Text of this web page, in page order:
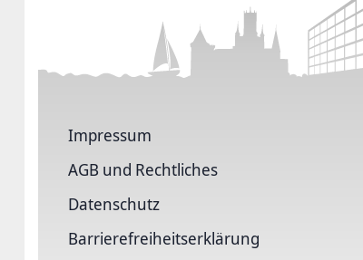
Impressum
AGB und Rechtliches
Datenschutz
Barriere­freiheits­erklärung